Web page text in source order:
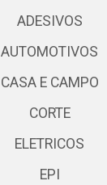
ADESIVOS
AUTOMOTIVOS
CASA E CAMPO
CORTE
ELETRICOS
EPI